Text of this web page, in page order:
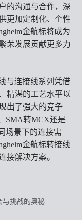
的沟通与合作，深
更加定制化、个性
金航标将成为
荣发展贡献更多力
与连接线系列凭借
精湛的工艺水平以
出了强大的竞争
SMA转MCX还是
场景下的连接需
金航标转接线
接解决方案。
与挑战的奥秘